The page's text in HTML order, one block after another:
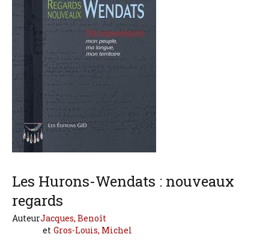
Les Hurons-Wendats : nouveaux
regards
AuteurJacques, Benoît
Gros-Louis, Michel